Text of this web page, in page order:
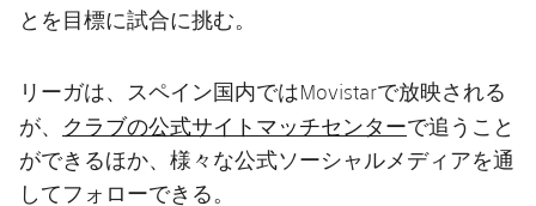
順位表
とを目標に試合に挑む。
リーガは、スペイン国内ではMovistarで放映される
が、 クラブの公式サイトマッチセンターで追うこと
ができるほか、様々な公式ソーシャルメディアを通
してフォローできる。